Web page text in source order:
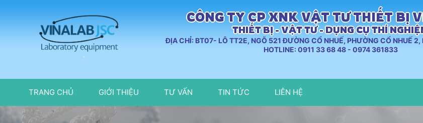
CÔNG TY CP XNK VẬT TƯ THIẾT BỊ
THIẾT BỊ - VẬT TƯ - DỤNG CỤ THÍ
ĐỊA CHỈ: BT07- LÔ TT2E, NGÕ 521 ĐƯỜNG CỔ NHUẾ, PHƯỜNG CỔ NHUẾ 2,
HOTLINE: 0911 33 68 48 - 0974 361833
TRANG CHỦ GIỚI THIỆU TƯ VẤN TIN TỨC LIÊN HỆ